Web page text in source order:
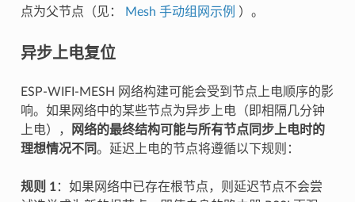
点为父节点（见：
Mesh 手动组网示例 ）。
异步上电复位
ESP-WIFI-MESH 网络构建可能会受到节点上电顺序的影
响。如果网络中的某些节点为异步上电（即相隔几分钟
上电），
网络的最终结构可能与所有节点同步上电时的
理想情况不同。延迟上电的节点将遵循以下规则：
规则 1：如果网络中已存在根节点，则延迟节点不会尝